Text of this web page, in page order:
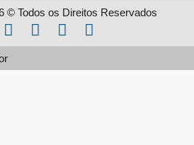
© Todos os Direitos Reservados